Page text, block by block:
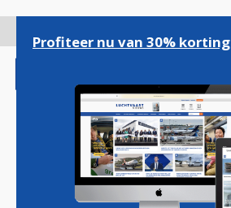
gaan
Magazine Podcasts
Profiteer nu van 30% korting